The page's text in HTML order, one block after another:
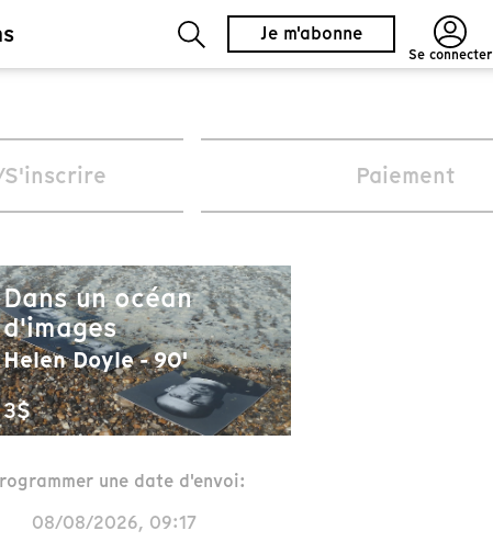
Je m'abonne
Se connecter
Paiement
Dans un océan
d'images
Helen Doyle - 90'
3$
une date d'envoi: